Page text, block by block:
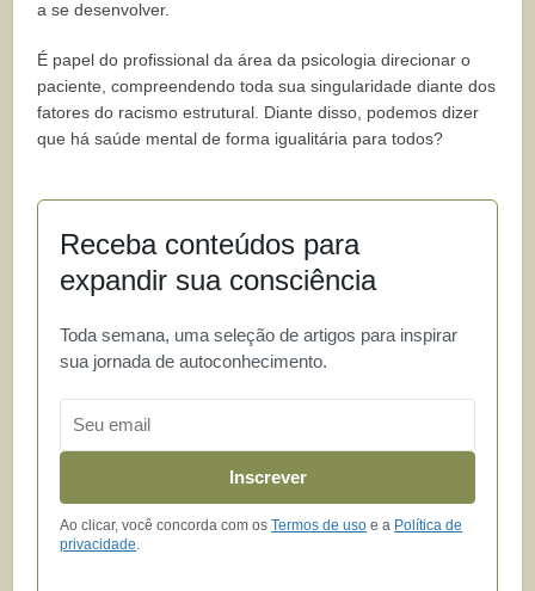
a se desenvolver.
É papel do profissional da área da psicologia direcionar o
paciente, compreendendo toda sua singularidade diante dos
fatores do racismo estrutural. Diante disso, podemos dizer
que há saúde mental de forma igualitária para todos?
Receba conteúdos para
expandir sua consciência
Toda semana, uma seleção de artigos para inspirar
sua jornada de autoconhecimento.
Inscrever
Ao clicar, você concorda com osTermos de uso e a Política de
privacidade